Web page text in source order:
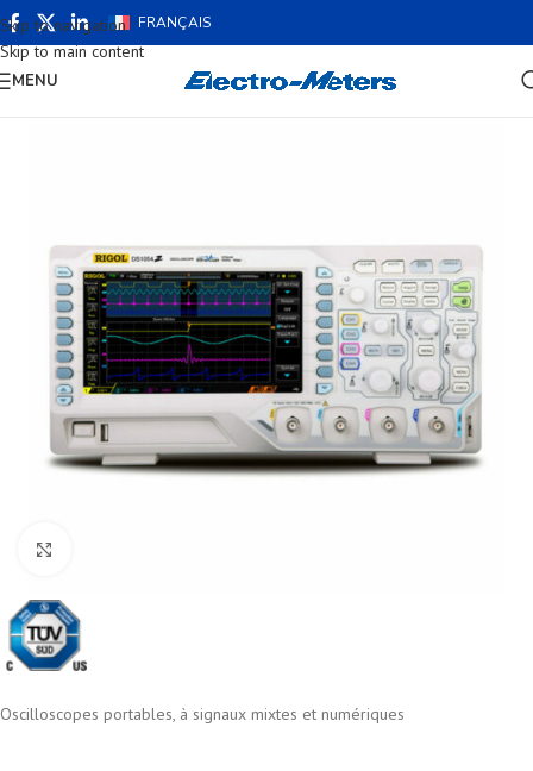
Skip to navigation
Skip to main content
FRANÇAIS
MENU
Oscilloscopes portables, à signaux mixtes et numériques